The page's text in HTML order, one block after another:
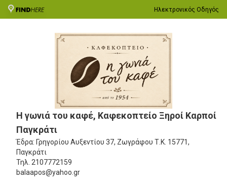
Ηλεκτρονικός Οδηγός
Η γωνιά του καφέ, Καφεκοπτείο Ξηροί Καρποί
Παγκράτι
Έδρα: Γρηγορίου Αυξεντίου 37, Ζωγράφου Τ.Κ. 15771,
Παγκράτι
Τηλ. 2107772159
balaapos@yahoo.gr